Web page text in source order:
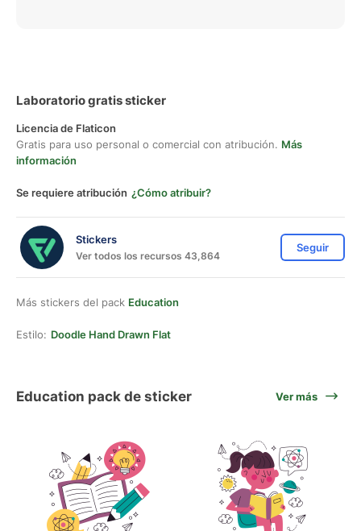
Laboratorio gratis sticker
Licencia de Flaticon
Gratis para uso personal o comercial con atribución. Más
información
Se requiere atribución ¿Cómo atribuir?
Stickers
Ver todos los recursos 43,864
Seguir
Más stickers del pack Education
Estilo: Doodle Hand Drawn Flat
Education pack de sticker Ver más